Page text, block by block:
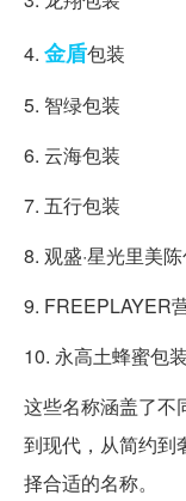
4. 金盾包装
5. 智绿包装
6. 云海包装
7. 五行包装
8. 观盛·星光里美
9. FREEPLAYER
10. 永高土蜂蜜包
这些名称涵盖了不
到现代，从简约到
择合适的名称。